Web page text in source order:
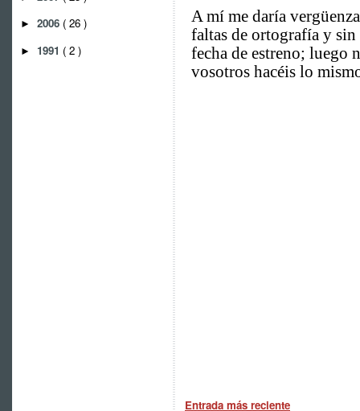
► 2006 ( 26 )
► 1991 ( 2 )
Entrada más reciente